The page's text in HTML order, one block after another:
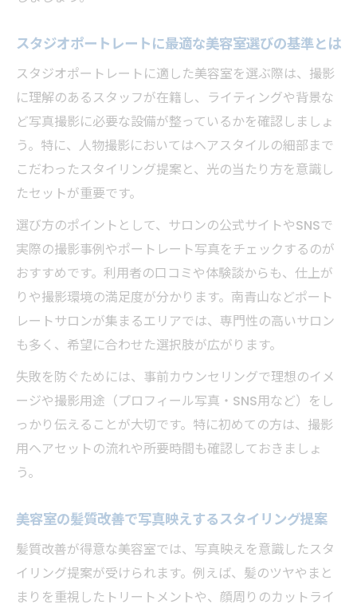
ストロボ直当てで魅力を引き出す美容室の
工夫
髪質改善専門の美容室で魅力が際立つ理由
髪質改善専門美容室がポートレートで選ば
れる理由
美容室の髪質改善技術が写真映えに与える
影響
専門美容室による美髪とポートレートの相
乗効果
ポートレートライティングが映える美髪の
秘訣
美容室の専門性が光るスタジオポートレー
ト体験
写真映えしたいなら知りたい美容室選び
写真映え重視で選ぶ美容室のポイントと注
意点
美容室の撮影ライティング種類を比較解説
ストロボやアンブレラが映える美容室活用
術
美容室で写真映えを叶える髪質改善の重要
スタジオポートレートに最適な美容室選びの基準とは
スタジオポートレートに適した美容室を選ぶ際は、撮影
に理解のあるスタッフが在籍し、ライティングや背景な
ど写真撮影に必要な設備が整っているかを確認しましょ
う。特に、人物撮影においてはヘアスタイルの細部まで
こだわったスタイリング提案と、光の当たり方を意識し
たセットが重要です。
選び方のポイントとして、サロンの公式サイトやSNSで
実際の撮影事例やポートレート写真をチェックするのが
おすすめです。利用者の口コミや体験談からも、仕上が
りや撮影環境の満足度が分かります。南青山などポート
レートサロンが集まるエリアでは、専門性の高いサロン
も多く、希望に合わせた選択肢が広がります。
失敗を防ぐためには、事前カウンセリングで理想のイメ
ージや撮影用途（プロフィール写真・SNS用など）をし
っかり伝えることが大切です。特に初めての方は、撮影
用ヘアセットの流れや所要時間も確認しておきましょ
う。
美容室の髪質改善で写真映えするスタイリング提案
髪質改善が得意な美容室では、写真映えを意識したスタ
イリング提案が受けられます。例えば、髪のツヤやまと
まりを重視したトリートメントや、顔周りのカットライ